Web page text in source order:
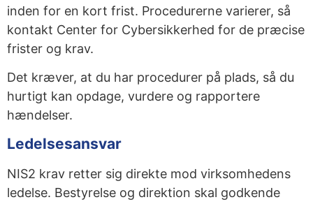
inden for en kort frist. Procedurerne varierer, så
kontakt Center for Cybersikkerhed for de præcise
frister og krav.
Det kræver, at du har procedurer på plads, så du
hurtigt kan opdage, vurdere og rapportere
hændelser.
Ledelsesansvar
NIS2 krav retter sig direkte mod virksomhedens
ledelse. Bestyrelse og direktion skal godkende